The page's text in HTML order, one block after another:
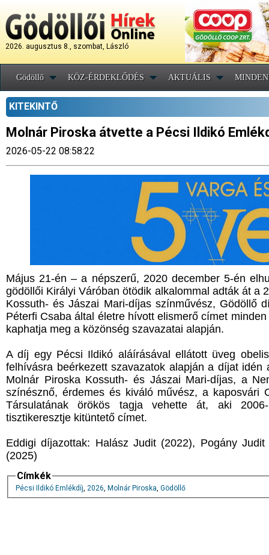
2026. augusztus 8., szombat, László
Gödöllő KÖZ-ÉRDEKLŐDÉS AKTUÁLIS
KITEKINTŐ
Molnár Piroska átvette a Pécsi Ildikó
2026-05-22 08:58:22
Május 21-én – a népszerű, 2020 december 5-én
gödöllői Királyi Váróban ötödik alkalommal adták át a
Kossuth- és Jászai Mari-díjas színművész, Gödöllő
Péterfi Csaba által életre hívott elismerő címet
kaphatja meg a közönség szavazatai alapján.
A díj egy Pécsi Ildikó aláírásával ellátott üveg
felhívásra beérkezett szavazatok alapján a díjat
Molnár Piroska Kossuth- és Jászai Mari-díjas, a
színésznő, érdemes és kiváló művész, a kaposvári
Társulatának örökös tagja vehette át, aki
tisztikeresztje kitüntető címet.
Eddigi díjazottak: Halász Judit (2022), Pogány
(2025)
Címkék
Pécsi Ildikó Emlékdíj, 2026, Molnár Piroska, Gödöllő